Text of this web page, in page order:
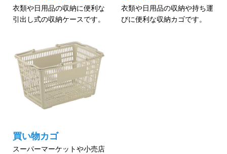
衣類や日用品の収納に便利な
引出し式の収納ケースです。
衣類や日用品の収納や持ち運
びに便利な収納カゴです。
買い物カゴ
スーパーマーケットや小売店